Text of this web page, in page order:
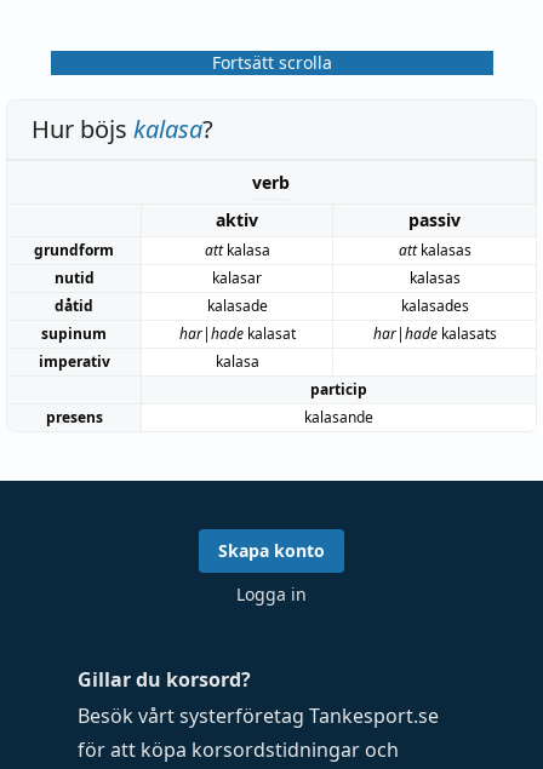
Fortsätt scrolla
Hur böjs kalasa?
verb
aktiv
passiv
grundform attkalasa attkalasas
nutid
kalasar
kalasas
dåtid
kalasade
kalasades
supinum
har|hadekalasat har|hadekalasats
imperativ
kalasa
particip
presens
kalasande
Gillar du korsord?
Besök vårt systerföretag Tankesport.se
för att köpa korsordstidningar och
Skapa konto
Logga in